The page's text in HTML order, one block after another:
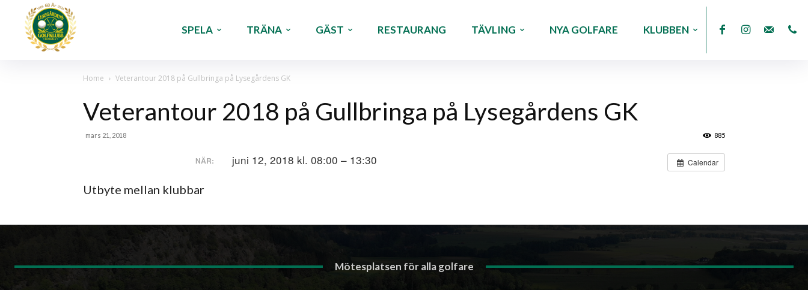
SPELA TRÄNA GÄST RESTAURANG TÄVLING NYA GOLFARE KLUBBEN
Home Veterantour 2018 på Gullbringa på Lysegårdens GK
Veterantour 2018 på Gullbringa på Lysegårdens GK
mars 21, 2018 885
Calendar
NÄR: juni 12, 2018 kl. 08:00 – 13:30
Utbyte mellan klubbar
Mötesplatsen för alla golfare